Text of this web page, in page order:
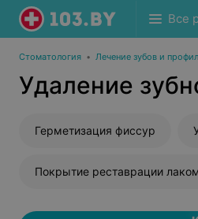
Все
Стоматология • Лечение зубов и
Удаление
Герметизация фиссур
Покрытие реставрации